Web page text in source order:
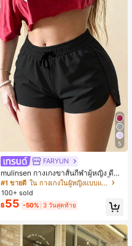
5
FARYUN
mulinsen กางเกงขาสั้นกีฬาผู้หญิง ดีไซ
น์ปลายเปิด เอวยืดหยุ่น กางเกงขาสั้น
ลำลองกีฬาฤดูร้อน ความยาว 3/4
#1 ขายดี
ใน กางเกงในผู้หญิงแบบแอคทีฟ
100+ sold
฿55 -50% 3 วันสุดท้าย